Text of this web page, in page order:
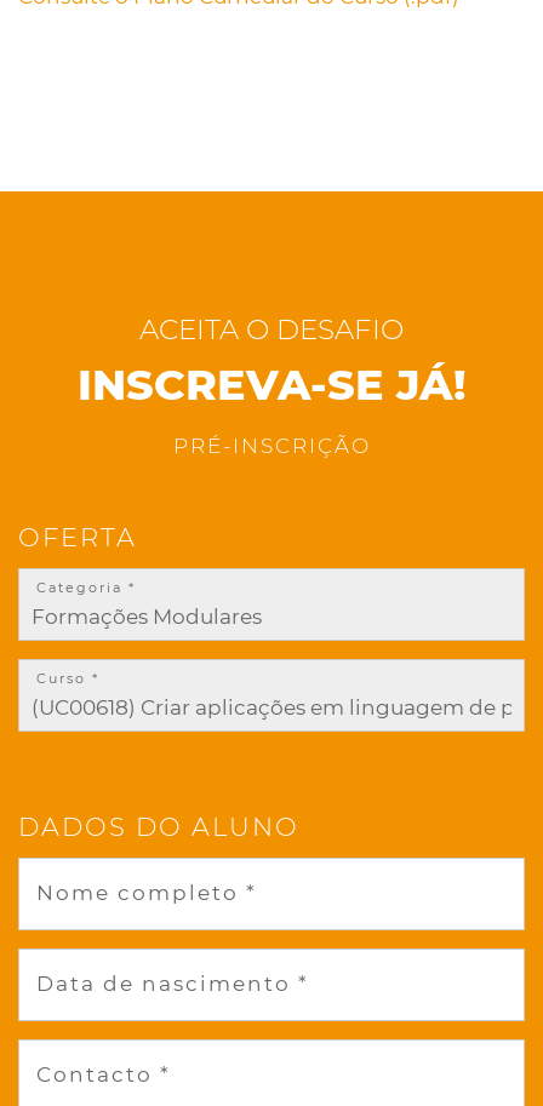
ACEITA O DESAFIO
INSCREVA-SE JÁ!
PRÉ-INSCRIÇÃO
OFERTA
Categoria *
Curso *
DADOS DO ALUNO
Nome completo *
Data de nascimento *
Contacto *